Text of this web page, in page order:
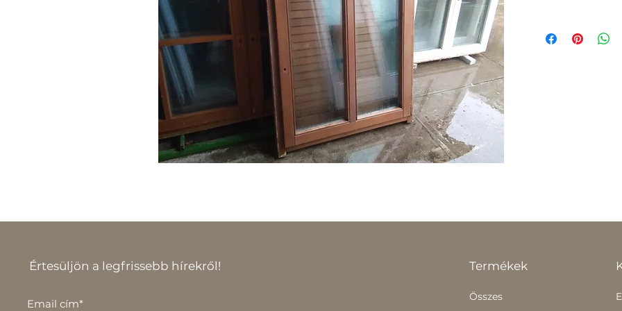
Értesüljön a legfrissebb hírekről!
Email cím*
Termékek
Összes